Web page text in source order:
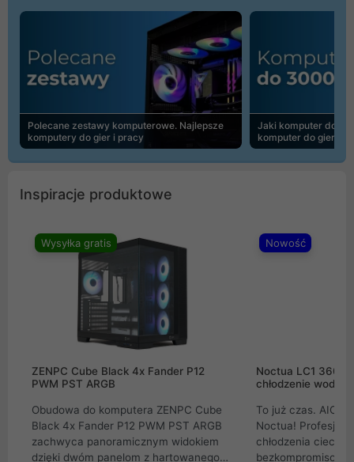
Polecane zestawy komputerowe. Najlepsze
komputery do gier i pracy
Jaki komputer do
komputer do gier |
Inspiracje produktowe
Wysyłka gratis
ZENPC Cube Black 4x Fander P12
PWM PST ARGB
Obudowa do komputera ZENPC Cube
Black 4x Fander P12 PWM PST ARGB
zachwyca panoramicznym widokiem
dzięki dwóm panelom z hartowanego
Nowość
Noctua LC1
chłodzenie wodne
To już czas. AIO
Noctua!
chłodzenia cieczą